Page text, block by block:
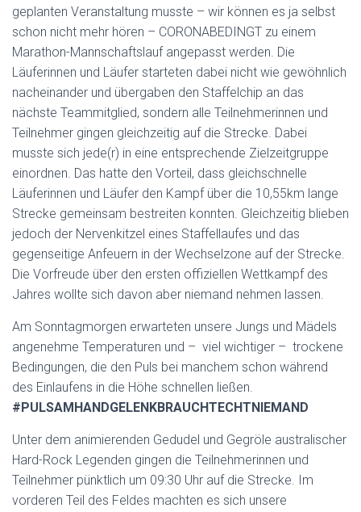
geplanten Veranstaltung musste – wir können es ja selbst
schon nicht mehr hören – CORONABEDINGT zu einem
Marathon-Mannschaftslauf angepasst werden. Die
Läuferinnen und Läufer starteten dabei nicht wie gewöhnlich
nacheinander und übergaben den Staffelchip an das
nächste Teammitglied, sondern alle Teilnehmerinnen und
Teilnehmer gingen gleichzeitig auf die Strecke. Dabei
musste sich jede(r) in eine entsprechende Zielzeitgruppe
einordnen. Das hatte den Vorteil, dass gleichschnelle
Läuferinnen und Läufer den Kampf über die 10,55km lange
Strecke gemeinsam bestreiten konnten. Gleichzeitig blieben
jedoch der Nervenkitzel eines Staffellaufes und das
gegenseitige Anfeuern in der Wechselzone auf der Strecke.
Die Vorfreude über den ersten offiziellen Wettkampf des
Jahres wollte sich davon aber niemand nehmen lassen.
Am Sonntagmorgen erwarteten unsere Jungs und Mädels
angenehme Temperaturen und – viel wichtiger – trockene
Bedingungen, die den Puls bei manchem schon während
des Einlaufens in die Höhe schnellen ließen.
#PULSAMHANDGELENKBRAUCHTECHTNIEMAND
Unter dem animierenden Gedudel und Gegröle australischer
Hard-Rock Legenden gingen die Teilnehmerinnen und
Teilnehmer pünktlich um 09:30 Uhr auf die Strecke. Im
vorderen Teil des Feldes machten es sich unsere